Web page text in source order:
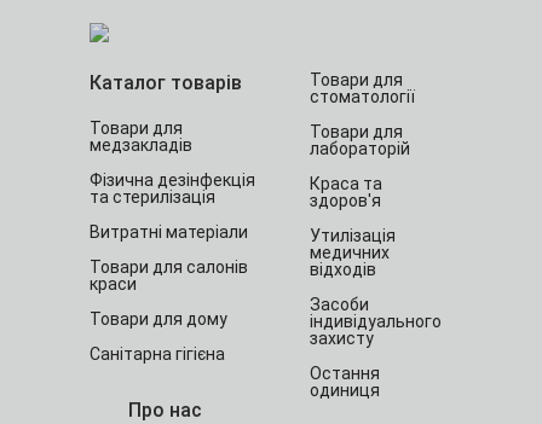
Каталог товарів
Товари для
медзакладів
Фізична дезінфекція
та стерилізація
Витратні матеріали
Товари для салонів
краси
Товари для дому
Санітарна гігієна
Товари для
стоматології
Товари для
лабораторій
Краса та
здоров'я
Утилізація
медичних
відходів
Засоби
індивідуального
захисту
Остання
одиниця
Про нас